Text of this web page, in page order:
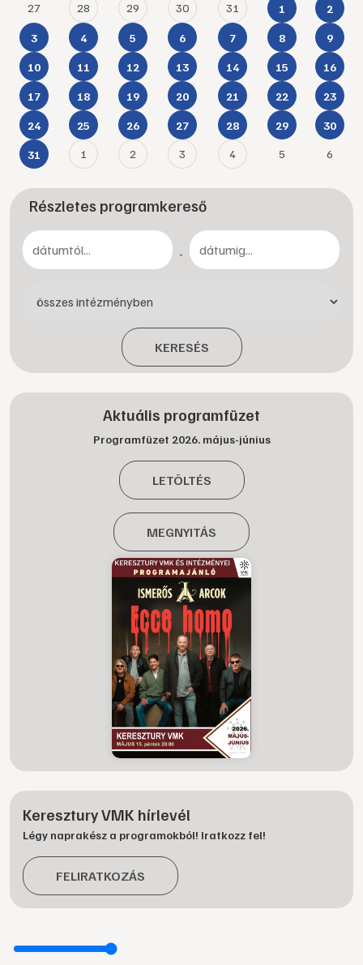
27 28 29 30 31 1 2
3 4 5 6 7 8 9
10 11 12 13 14 15 16
17 18 19 20 21 22 23
24 25 26 27 28 29 30
31 1 2 3 4 5 6
Részletes programkereső
-
KERESÉS
Aktuális programfüzet
Programfüzet 2026. május-június
LETÖLTÉS
MEGNYITÁS
Keresztury VMK hírlevél
Légy naprakész a programokból! Iratkozz fel!
FELIRATKOZÁS